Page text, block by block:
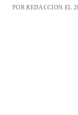
POR REDACCION EL